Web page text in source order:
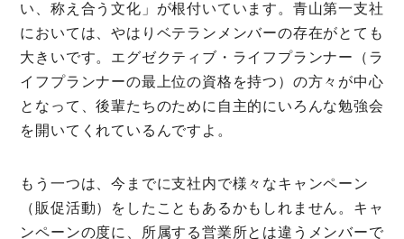
い、称え合う文化」が根付いています。青山第一支社
においては、やはりベテランメンバーの存在がとても
大きいです。エグゼクティブ・ライフプランナー（ラ
イフプランナーの最上位の資格を持つ）の方々が中心
となって、後輩たちのために自主的にいろんな勉強会
を開いてくれているんですよ。
もう一つは、今までに支社内で様々なキャンペーン
（販促活動）をしたこともあるかもしれません。キャ
ンペーンの度に、所属する営業所とは違うメンバーで